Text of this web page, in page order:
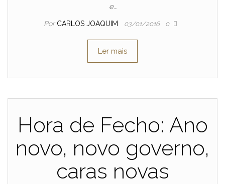
e…
Por CARLOS JOAQUIM 03/01/2016 0
Ler mais
Hora de Fecho: Ano
novo, novo governo,
caras novas